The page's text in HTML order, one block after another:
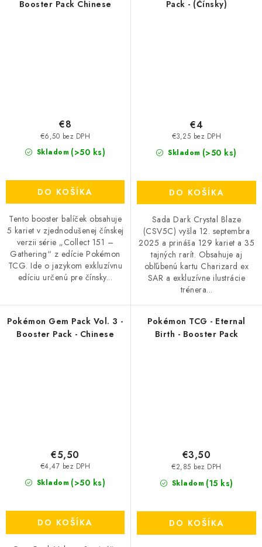
Booster Pack Chinese
Skladom (>50 ks)
€6,50 bez DPH
€8
DO KOŠÍKA
Tento booster balíček obsahuje
5 kariet v zjednodušenej čínskej
verzii série „Collect 151 –
Gathering“ z edície Pokémon
TCG. Ide o jazykom exkluzívnu
edíciu určenú pre čínsky...
Pack - (Čínsky)
Skladom (>50 ks)
€3,25 bez DPH
€4
DO KOŠÍKA
Sada Dark Crystal Blaze
(CSV5C) vyšla 12. septembra
2025 a prináša 129 kariet a 35
tajných rarít. Obsahuje aj
obľúbenú kartu Charizard ex
SAR a exkluzívne ilustrácie
trénera...
Pokémon Gem Pack Vol. 3 -
Booster Pack - Chinese
Skladom (>50 ks)
€4,47 bez DPH
€5,50
DO KOŠÍKA
Pokémon TCG - Eternal
Birth - Booster Pack
Skladom (15 ks)
€2,85 bez DPH
€3,50
DO KOŠÍKA